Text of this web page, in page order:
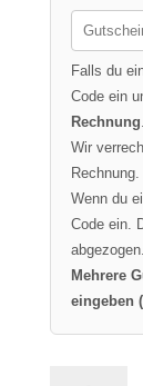
Falls du
Code ein
Rechnung.
Wir
Rechnung.
Wenn du
Code ein.
abgezogen.
Mehrere
eingeben